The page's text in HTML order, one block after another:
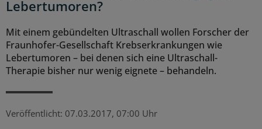
Lebertumoren?
Mit einem gebündelten Ultraschall wollen Forscher der
Fraunhofer-Gesellschaft Krebserkrankungen wie
Lebertumoren – bei denen sich eine Ultraschall-
Therapie bisher nur wenig eignete – behandeln.
Veröffentlicht: 07.03.2017, 07:00 Uhr